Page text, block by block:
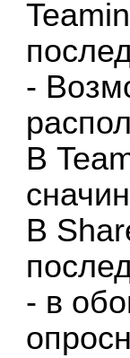
-
В
В
- в